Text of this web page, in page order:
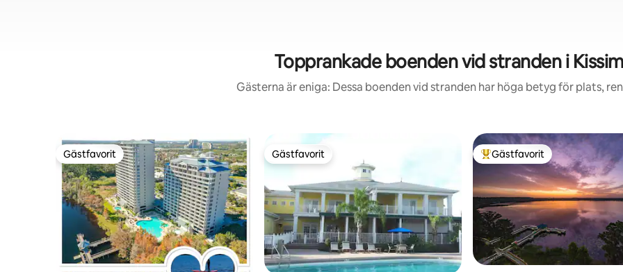
Topprankade boenden vid stranden i
Gästerna är eniga: Dessa boenden vid stranden har höga betyg för plats,
Gästfavorit
Gästfavorit Gästfavorit
Gästfavorit Populär gästfavorit
Gästfavorit